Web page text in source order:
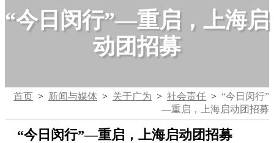
“今日闵行”—重启，上海启
动团招募
首页 > 新闻与媒体 > 关于广为 > 社会责任 > “今日闵行”
—重启，上海启动团招募
“今日闵行”—重启，上海启动团招募